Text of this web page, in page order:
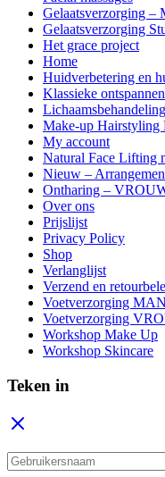
Gelaatsverzorging –
Gelaatsverzorging
Het grace project
Home
Huidverbetering en
Klassieke
Make-up Hairstyling
My account
Natural Face Lifting
Nieuw –
Ontharing –
Over ons
Prijslijst
Privacy Policy
Shop
Verlanglijst
Verzend en
Voetverzorging
Voetverzorging
Workshop Make Up
Workshop Skincare
Teken in